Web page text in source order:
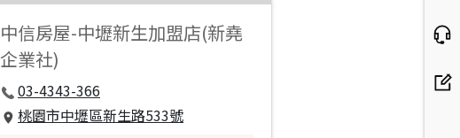
中信房屋-中壢新生加盟店(新堯
企業社)
03-4343-366
桃園市中壢區新生路533號